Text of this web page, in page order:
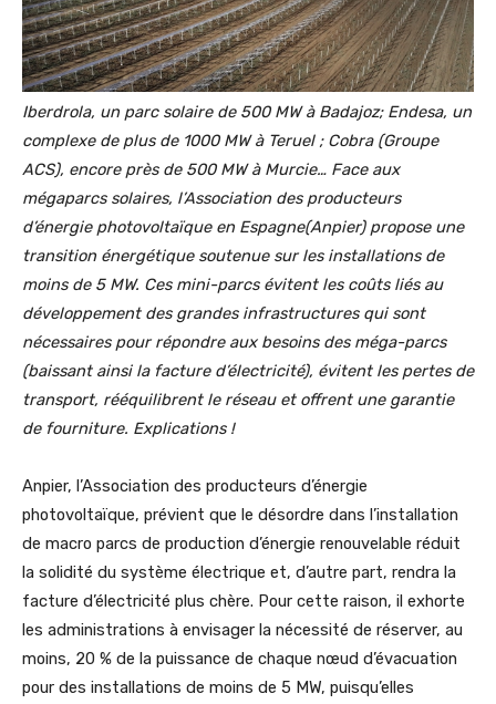
Iberdrola, un parc solaire de 500 MW à Badajoz; Endesa, un
complexe de plus de 1000 MW à Teruel ; Cobra (Groupe
ACS), encore près de 500 MW à Murcie… Face aux
mégaparcs solaires, l’Association des producteurs
d’énergie photovoltaïque en Espagne(Anpier) propose une
transition énergétique soutenue sur les installations de
moins de 5 MW. Ces mini-parcs évitent les coûts liés au
développement des grandes infrastructures qui sont
nécessaires pour répondre aux besoins des méga-parcs
(baissant ainsi la facture d’électricité), évitent les pertes de
transport, rééquilibrent le réseau et offrent une garantie
de fourniture. Explications !
Anpier, l’Association des producteurs d’énergie
photovoltaïque, prévient que le désordre dans l’installation
de macro parcs de production d’énergie renouvelable réduit
la solidité du système électrique et, d’autre part, rendra la
facture d’électricité plus chère. Pour cette raison, il exhorte
les administrations à envisager la nécessité de réserver, au
moins, 20 % de la puissance de chaque nœud d’évacuation
pour des installations de moins de 5 MW, puisqu’elles